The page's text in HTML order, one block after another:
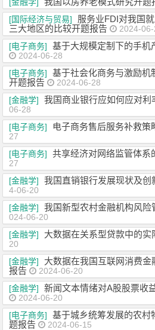
[国际经济与贸易]
服务业FDI对我国
三大地区的比较开题报告
2024-06-
[电子商务]
基于大规模定制下的手机
2024-06-28
[电子商务]
基于社会化商务与激励机
开题报告
2024-06-28
[金融学]
我国商业银行应如何应对利
06-28
[电子商务]
电子商务售后服务补救策
27
[电子商务]
共享经济对网络监管体系
27
[金融学]
我国直销银行发展现状及创
4-06-20
[金融学]
我国新型农村金融机构风险
024-06-20
[金融学]
大数据在关系型贷款中的实
20
[金融学]
大数据在我国互联网消费
报告
2024-06-20
[金融学]
新闻文本情绪对A股股票收
2024-06-20
[电子商务]
基于城乡统筹发展的农村
题报告
2024-06-15